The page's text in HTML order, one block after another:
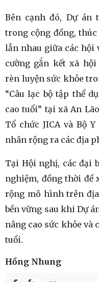
Bên cạnh đó, Dự án
trong cộng đồng,
lẫn nhau giữa các hội
cường gắn kết xã
rèn luyện sức khỏe
“Câu lạc bộ tập thể
cao tuổi” tại xã An
Tổ chức JICA và Bộ
nhân rộng ra các địa
Tại Hội nghị, các đại
nghiệm, đồng thời
rộng mô hình trên
bền vững sau khi Dự
nâng cao sức khỏe và
tuổi.
Hồng Nhung